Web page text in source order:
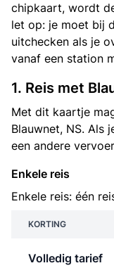
chipkaart, wordt
let op: je moet bij
uitchecken als je
vanaf een station
1. Reis met
Met dit kaartje
Blauwnet, NS. Als
een andere
Enkele reis
Enkele reis: één
KORTING
Volledig tarief